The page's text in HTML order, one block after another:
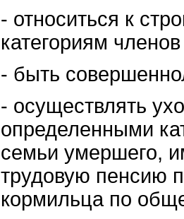
- относиться к
категориям
- быть
- осуществлять
определенными
семьи умершего,
трудовую пенсию
кормильца по